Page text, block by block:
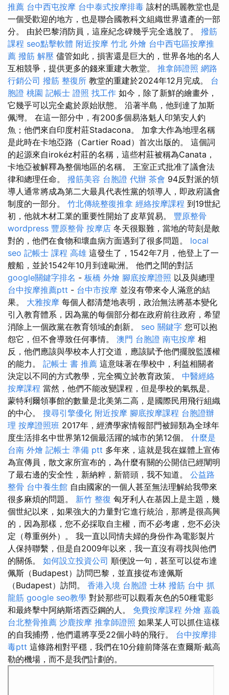
推薦 台中西屯按摩 台中泰式按摩排毒 該村的瑪麗教堂也是
一個受歡迎的地方，也是聯合國教科文組織世界遺產的一部
分。 由於巴黎消防員，這座紀念碑幾乎完全逃脫了。 撥筋
課程 seo點擊軟體 附近按摩 竹北 外燴 台中西屯區按摩推
薦 撥筋 解壓 儘管如此，損害還是巨大的，世界各地的名人
互相競爭，提供更多的錢來重建大教堂。 推拿師證照 網路
行銷公司 撥筋 整復所 教堂的重建於2024年12月完成。 台
胞證 桃園 記帳士 證照 找工作 如今，除了新鮮的繪畫外，
它幾乎可以完全處於原始狀態。 沿著半島，他到達了加斯
佩灣。 在這一部分中，有200多個易洛魁人印第安人釣
魚；他們來自印度村莊Stadacona。 加拿大作為地理名稱
是此時在卡地亞路（Cartier Road）首次出版的。 這個詞
的起源來自irokéz村莊的名稱，這些村莊被稱為Canata，
卡地亞被解釋為整個地區的名稱。 王室正式批准了議會法
律和總理任命。 撥筋美容 台胞證 代辦 茶會 94反對派的領
導人通常將成為第二大最具代表性黨的領導人，即政府議會
制度的一部分。 竹北傳統整復推拿 經絡按摩課程 到19世紀
初，他就木材工業的重要性開始了皮草貿易。 豐原整骨
wordpress 豐原整骨 按摩店 冬天很艱難，當地的苛刻是敵
對的，他們在食物和壞血病方面遇到了很多問題。 local
seo 記帳士 課程 高雄 這發生了，1542年7月，他登上了一
艘船，並於1542年10月到達歐洲。 他們之間的對話
google關鍵字排名 - 板橋 外燴 腳底按摩證照 以及與總理
台中按摩推薦ptt - 台中市按摩 並沒有帶來令人滿意的結
果。 大雅按摩 每個人都清楚地表明，政治無法將基本變化
引入教育體系，因為黨的每個部分都在政府前往政府，希望
消除上一個政黨在教育領域的創新。 seo 關鍵字 您可以抱
怨它，但不會導致任何事情。 澳門 台胞證 南屯按摩 相
反，他們應該與學校本人打交道，應該賦予他們擺脫監護權
的能力。 記帳士 書 推薦 這意味著在學校中，利益相關者
決定以不同的方式教學，完全獨立於教育政策。 中醫經絡
按摩課程 當然，他們不能改變課程，但是學校的氣氛是。
蒙特利爾領事館的數量是北美第二高，是國際民用飛行組織
的中心。 搜尋引擎優化 附近按摩 腳底按摩課程 台胞證辦
理 按摩證照班 2017年，經濟學家情報部門被歸類為全球年
度生活排名中世界第12個最活躍的城市的第12個。 什麼是
台南 外燴 記帳士 準備 ptt 多年來，這就是我在媒體上宣佈
為宣傳員，散文家所宣布的，為什麼有關的公開信已經闡明
了最右邊的安全性，新納粹，新箭頭，我不知道。 公益路
整骨 台中養生館 自由國家的一個人甚至無法理解給我帶來
很多麻煩的問題。 新竹 整復 匈牙利人在基因上是主題，幾
個世紀以來，如果強大的力量對它進行統治，那將是很高興
的，因為那樣，您不必採取自主權，而不必考慮，您不必決
定（尊重例外）。 我一直以同情夫婦的身份作為電影製片
人保持聯繫，但是自2009年以來，我一直沒有尋找與他們
的關係。 如何設立投資公司 順便說一句，甚至可以從布達
佩斯（Budapest）訪問巴黎，並直接從布達佩斯
（Budapest）訪問。 香港入境 台胞證 士林 撥筋 台中 抓
龍筋 google seo教學 對於那些可以觀看灰色的50種電影
和最終擊中阿納斯塔西亞鋼的人。 免費按摩課程 外燴 嘉義
台北整骨推薦 沙鹿按摩 推拿師證照 如果某人可以抓住這樣
的自我捕撈，他們還將享受22個小時的飛行。 台中按摩排
毒ptt 這條路相對平穩，我們在10分鐘前降落在查爾斯·戴高
勒的機場，而不是我們計劃的。